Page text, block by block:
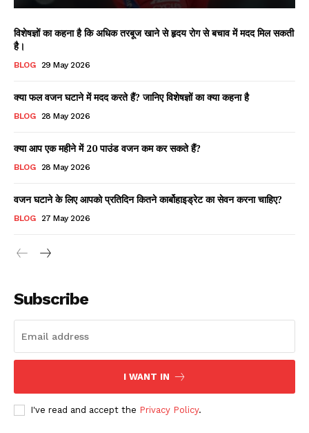
विशेषज्ञों का कहना है कि अधिक तरबूज खाने से हृदय रोग से बचाव में मदद मिल सकती
है।
BLOG 29 May 2026
क्या फल वजन घटाने में मदद करते हैं? जानिए विशेषज्ञों का क्या कहना है
BLOG 28 May 2026
क्या आप एक महीने में 20 पाउंड वजन कम कर सकते हैं?
BLOG 28 May 2026
वजन घटाने के लिए आपको प्रतिदिन कितने कार्बोहाइड्रेट का सेवन करना चाहिए?
BLOG 27 May 2026
Subscribe
I WANT IN
I've read and accept the Privacy Policy.